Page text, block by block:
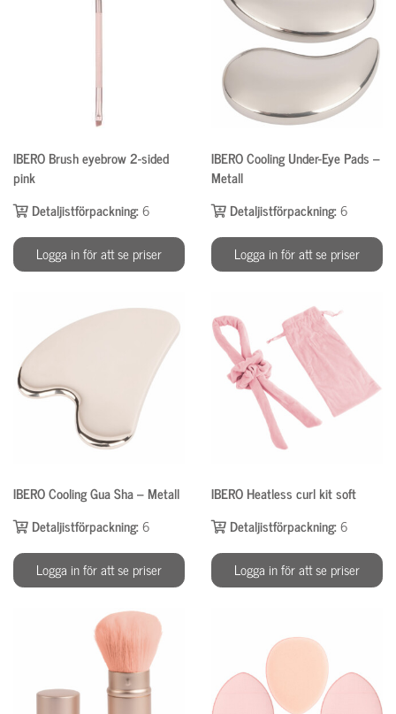
IBERO Brush eyebrow 2-sided
pink
Detaljistförpackning:6
Logga in för att se priser
IBERO Cooling Under-Eye Pads –
Metall
Detaljistförpackning:6
Logga in för att se priser
IBERO Cooling Gua Sha – Metall
Detaljistförpackning:6
Logga in för att se priser
IBERO Heatless curl kit soft
Detaljistförpackning:6
Logga in för att se priser